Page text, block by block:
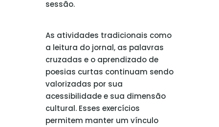
sessão.
As atividades tradicionais como
a leitura do jornal, as palavras
cruzadas e o aprendizado de
poesias curtas continuam sendo
valorizadas por sua
acessibilidade e sua dimensão
cultural. Esses exercícios
permitem manter um vínculo